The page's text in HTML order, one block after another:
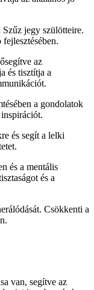
jegy szülötteire.
az
és tisztítja a
a gondolatok
és segít a lelki
és a mentális
és a
Csökkenti a
van, segítve az